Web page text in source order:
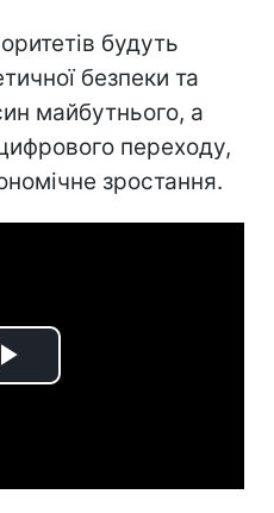
будуть
безпеки та
майбутнього, а
переходу,
зростання.
Play